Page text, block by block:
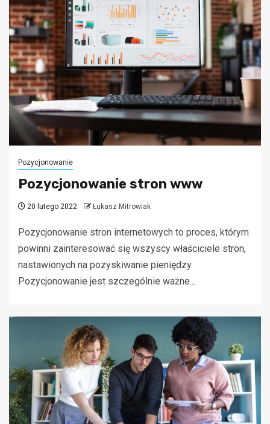
Pozycjonowanie
Pozycjonowanie stron www
20 lutego 2022 Łukasz Mitrowiak
Pozycjonowanie stron internetowych to proces, którym
powinni zainteresować się wszyscy właściciele stron,
nastawionych na pozyskiwanie pieniędzy.
Pozycjonowanie jest szczególnie ważne...